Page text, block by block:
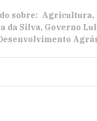
sobre: Agricultura
da Silva Governo